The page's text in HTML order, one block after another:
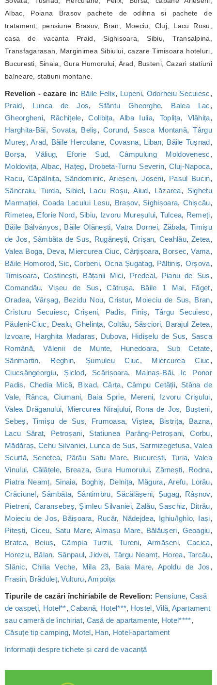
Albac, Poiana Brasov pachete de odihna si pachete de
tratament, pensiune Brasov, Bran, Moeciu, Cluj, Lacu Rosu,
casa de vacanta Praid, Sighisoara, Sibiu, Transalpina,
Transfagarasan, Marginimea Sibiului, cazare Timisoara hoteluri,
Bucuresti, Sinaia, Gura Humorului, Arad, Busteni, Cazari statiuni
balneare, statiuni montane.
Revelion - cazare in: Băile Felix, Lupeni, Odorheiu Secuiesc,
Praid, Lunca de Jos, Sfântu Gheorghe, Balea Lac,
Gheorgheni, Răchițele,Colibița, Alba Iulia, Toplița, Vlăhița,
Harghita-Băi, Sovata, Beliș,Corund, Sasca Montană,Târgu
Mureș, Arad, Băile Herculane, Covasna, Liban, Băile Tușnad,
Borșa,Văliug, Eforie Sud,Câmpulung Moldovenesc,
Moldovița, Albac, Hațeg, Drobeta-Turnu Severin,Cluj-Napoca,
Racu,Căpâlnița, Sândominic, Arieșeni,Joseni, Pasul Bucin,
Sâncraiu, Turda, Sibiel, Lacu Roșu,Aiud, Lăzarea, Sighetu
Marmației,Coada Lacului Lesu, Brașov, Sighișoara, Chișcău,
Rimetea, Eforie Nord, Sibiu, Izvoru Mureșului, Tulcea, Remeți,
Băile Bálványos, Băile Olănești,Vatra Dornei, Zăbala,Timișu
de Jos, Sâmbăta de Sus, Rugănești, Crișan, Ceahlău,Zetea,
Valea Boga, Deva, Miercurea Ciuc,Cârțișoara, Borsec,Vama,
Băile Homorod, Sic, Corbeni, Ocna Șugatag, Păltiniș, Orșova,
Timișoara,Costinești, Bățanii Mici, Predeal, Pianu de Sus,
Comandău,Vișeu de Sus,Cătrușa, Băile 1 Mai, Făget,
Oradea, Vărșag, Bezidu Nou,Cristur, Moieciu de Sus, Bran,
Cristuru Secuiesc,Crișeni, Padis, Finiș, Târgu Secuiesc,
Păuleni-Ciuc, Dealu,Ghelința, Coltău, Săsciori, Barajul Zetea,
Izvoare, Harghita Madaras, Dubova, Hidișelu de Sus, Sasca
Română,Vălenii de Munte, Hunedoara, Sub Cetate,
Sânmartin, Reghin, Șumuleu Ciuc, Miercurea Ciuc,
Ciucsângeorgiu, Șiclod, Scărișoara, Malnaș-Băi, Ic Ponor
Padis, Chedia Mică, Bixad,Cârța, Câmpu Cetății, Stâna de
Vale, Rânca,Ciumani, Baia Sprie, Mereni, Izvoru Crișului,
Valea Drăganului, Miercurea Nirajului, Rona de Jos, Bușteni,
Sebeș,Timișu de Sus, Frumoasa,Viștea, Bistrița, Bazna,
Lacu Sărat, Petroșani, Statiunea Parâng-Petroșani,Corbu,
Mădăraș,Cehu Silvaniei, Lunca de Sus, Sarmizegetusa,Valea
Scurtă, Senetea, Pârâu Satu Mare, București, Turia, Valea
Vinului, Călățele, Breaza, Gura Humorului,Zărnești, Rodna,
Piatra Neamț, Sinaia, Boghiș, Delnița, Măgura,Arefu, Lorău,
Crăciunel, Sâmbăta, Sântimbru, Săcălășeni, Șugag, Râșnov,
Pietreni, Caransebeș, Șimleu Silvaniei,Zalău, Saschiz, Ditrău,
Moieciu de Jos, Băișoara, Rucăr, Nădejdea, Ighiu/Ighìo, Iași,
Pitești,Ciceu, Satu Mare, Almașu Mare, Bălăușeri, Geoagiu,
Bratca, Beiuș, Câmpia Turzii, Tureni, Armășeni, Cacica,
Horezu, Bălan, Sânpaul,Jidvei, Târgu Neamț, Horea, Tarcău,
Slănic, Chilia Veche, Mila 23, Baia Mare,Apoldu de Jos,
Frasin, Brăduleț,Vulturu,Ampoița
Tipurile de cazări închiriabile de Revelion: Pensiune, Casă
de oaspeți, Hotel**,Cabană, Hotel***, Hostel,Vilă, Apartament
sau cameră de închiriat, Casă de apartamente, Hotel****,
Căsuțe tip camping, Motel, Han, Hotel-apartament
Informații despre tichete și card de vacanță